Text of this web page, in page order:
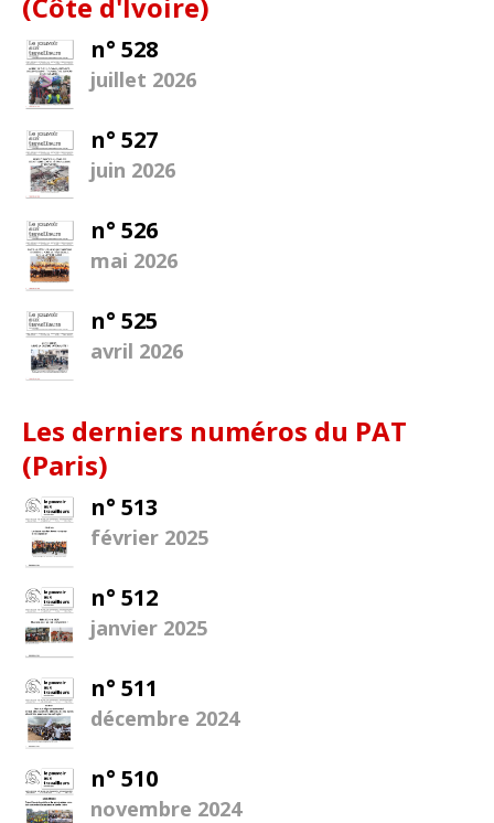
n° 528
juillet 2026
n° 527
juin 2026
n° 526
mai 2026
n° 525
avril 2026
Les derniers numéros du PAT
(Paris)
n° 513
février 2025
n° 512
janvier 2025
n° 511
décembre 2024
n° 510
novembre 2024